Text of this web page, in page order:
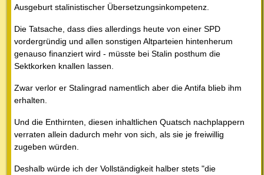
Ausgeburt stalinistischer Übersetzungsinkompetenz.
Die Tatsache, dass dies allerdings heute von einer SPD
vordergründig und allen sonstigen Altparteien hintenherum
genauso finanziert wird - müsste bei Stalin posthum die
Sektkorken knallen lassen.
Zwar verlor er Stalingrad namentlich aber die Antifa blieb ihm
erhalten.
Und die Enthirnten, diesen inhaltlichen Quatsch nachplappern
verraten allein dadurch mehr von sich, als sie je freiwillig
zugeben würden.
Deshalb würde ich der Vollständigkeit halber stets "die